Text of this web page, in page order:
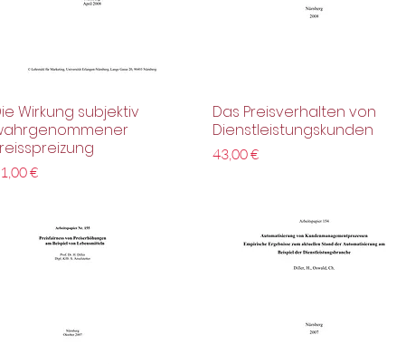
Schnellansicht
Wirkung subjektiv
€
Schnellansicht
Das Preisverhalten von
Dienstleistungskunden
Preis
43,00 €